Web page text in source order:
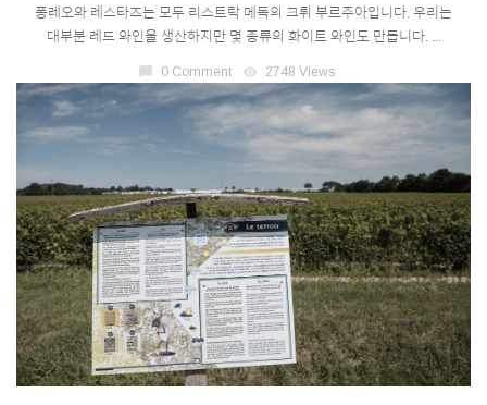
퐁레오와 레스타즈는 모두 리스트락 메독의 크뤼 부르주아입니다. 우리는
대부분 레드 와인을 생산하지만 몇 종류의 화이트 와인도 만듭니다. ...
chat_bubble 0 Comment visibility 2748 Views